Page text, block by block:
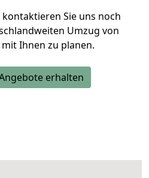
kontaktieren Sie uns noch
Umzug von
Ihnen zu planen.
erhalten